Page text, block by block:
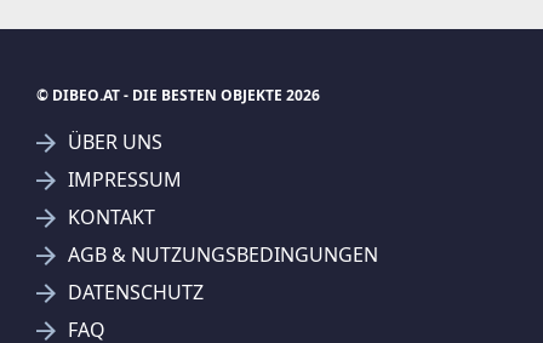
SUCHAGENT ANLEGEN FÜR DIE
AKTUELLEN SUCHKRITERIEN
© DIBEO.AT - DIE BESTEN OBJEKTE 2026
ÜBER UNS
IMPRESSUM
KONTAKT
AGB & NUTZUNGSBEDINGUNGEN
DATENSCHUTZ
FAQ